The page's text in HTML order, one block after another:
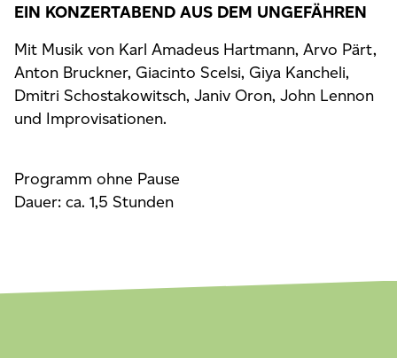
EIN KONZERTABEND AUS DEM UNGEFÄHREN
Mit Musik von Karl Amadeus Hartmann, Arvo Pärt,
Anton Bruckner, Giacinto Scelsi, Giya Kancheli,
Dmitri Schostakowitsch, Janiv Oron, John Lennon
und Improvisationen.
Programm ohne Pause
Dauer: ca. 1,5 Stunden